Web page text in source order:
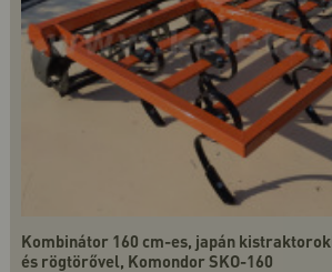
Kombinátor 160 cm-es, japán
és rögtörővel, Komondor SKO-160